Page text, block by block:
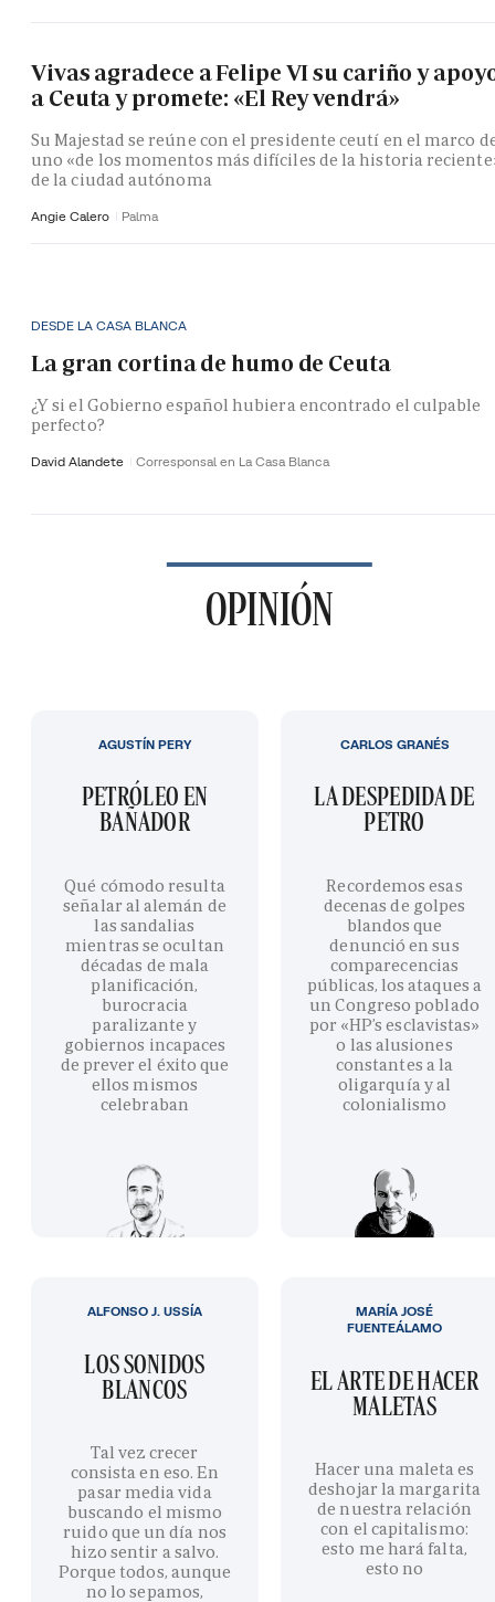
Vivas agradece a Felipe VI su cariño y
a Ceuta y promete: «El Rey vendrá»
Su Majestad se reúne con el presidente ceutí en el marco
uno «de los momentos más difíciles de la historia
de la ciudad autónoma
Angie Calero Palma
DESDE LA CASA BLANCA
La gran cortina de humo de Ceuta
¿Y si el Gobierno español hubiera encontrado el culpable
perfecto?
David Alandete Corresponsal en La Casa Blanca
OPINIÓN
PETRÓLEO EN
BAÑADOR
Qué cómodo resulta
señalar al alemán de
las sandalias
mientras se ocultan
décadas de mala
planificación,
burocracia
paralizante y
gobiernos incapaces
de prever el éxito que
ellos mismos
celebraban
AGUSTÍN PERY
LA DESPEDIDA DE
PETRO
Recordemos esas
decenas de golpes
blandos que
denunció en sus
comparecencias
públicas, los ataques a
un Congreso poblado
por «HP’s esclavistas»
o las alusiones
constantes a la
oligarquía y al
colonialismo
CARLOS GRANÉS
LOS SONIDOS
BLANCOS
Tal vez crecer
consista en eso. En
pasar media vida
buscando el mismo
ruido que un día nos
hizo sentir a salvo.
Porque todos, aunque
no lo sepamos,
ALFONSO J. USSÍA
EL ARTE DE HACER
MALETAS
Hacer una maleta es
deshojar la margarita
de nuestra relación
con el capitalismo:
esto me hará falta,
esto no
MARÍA JOSÉ
FUENTEÁLAMO